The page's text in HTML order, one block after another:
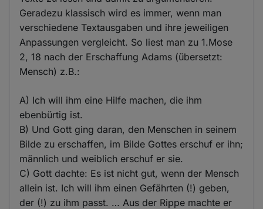
Geradezu klassisch wird es immer, wenn man
verschiedene Textausgaben und ihre jeweiligen
Anpassungen vergleicht. So liest man zu 1.Mose
2, 18 nach der Erschaffung Adams (übersetzt:
Mensch) z.B.:
A) Ich will ihm eine Hilfe machen, die ihm
ebenbürtig ist.
B) Und Gott ging daran, den Menschen in seinem
Bilde zu erschaffen, im Bilde Gottes erschuf er ihn;
männlich und weiblich erschuf er sie.
C) Gott dachte: Es ist nicht gut, wenn der Mensch
allein ist. Ich will ihm einen Gefährten (!) geben,
der (!) zu ihm passt. … Aus der Rippe machte er